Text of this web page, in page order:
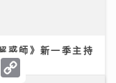
惑師》新一季主持
L
o